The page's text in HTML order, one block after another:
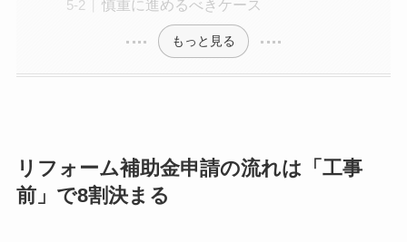
慎重に進めるべきケース
もっと見る
リフォーム補助金申請の流れは「工事
前」で8割決まる